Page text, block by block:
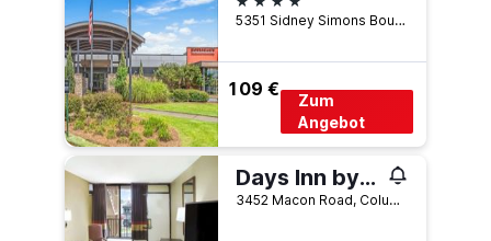
5351 Sidney Simons Boulevard, Columbus, GA, USA
109 €
Zum
Angebot
Days Inn by Wyndham Columbus-North Fort Moore
3452 Macon Road, Columbus, GA, USA